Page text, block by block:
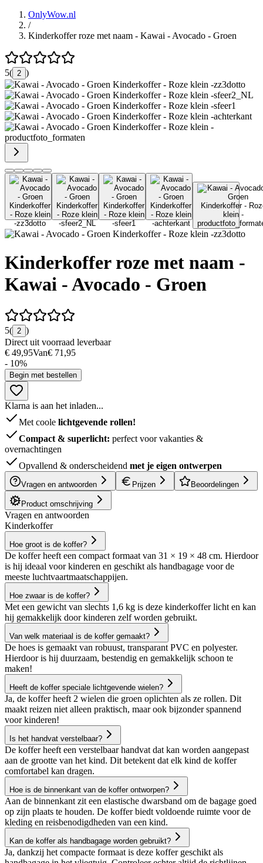
OnlyWow.nl
/
Kinderkoffer roze met naam - Kawai - Avocado - Groen
5( 2 )
Kinderkoffer roze met naam -
Kawai - Avocado - Groen
5( 2 )
Direct uit voorraad leverbaar
€ 49,95Van€ 71,95
- 10%
Begin met bestellen
Klarna is aan het inladen...
Met coole lichtgevende rollen!
Compact & superlicht: perfect voor vakanties &
overnachtingen
Opvallend & onderscheidend met je eigen ontwerpen
Vragen en antwoorden Prijzen Beoordelingen
Product omschrijving
Vragen en antwoorden
Kinderkoffer
Hoe groot is de koffer?
De koffer heeft een compact formaat van 31 × 19 × 48 cm. Hierdoor
is hij ideaal voor kinderen en geschikt als handbagage voor de
meeste luchtvaartmaatschappijen.
Hoe zwaar is de koffer?
Met een gewicht van slechts 1,6 kg is deze kinderkoffer licht en kan
hij gemakkelijk door kinderen zelf worden gebruikt.
Van welk materiaal is de koffer gemaakt?
De hoes is gemaakt van robuust, transparant PVC en polyester.
Hierdoor is hij duurzaam, bestendig en gemakkelijk schoon te
maken!
Heeft de koffer speciale lichtgevende wielen?
Ja, de koffer heeft 2 wielen die groen oplichten als ze rollen. Dit
maakt reizen niet alleen praktisch, maar ook bijzonder spannend
voor kinderen!
Is het handvat verstelbaar?
De koffer heeft een verstelbaar handvat dat kan worden aangepast
aan de grootte van het kind. Dit betekent dat elk kind de koffer
comfortabel kan dragen.
Hoe is de binnenkant van de koffer ontworpen?
Aan de binnenkant zit een elastische dwarsband om de bagage goed
op zijn plaats te houden. De koffer biedt voldoende ruimte voor de
kleding en reisbenodigdheden van een kind.
Kan de koffer als handbagage worden gebruikt?
Ja, dankzij het compacte formaat is deze koffer geschikt als